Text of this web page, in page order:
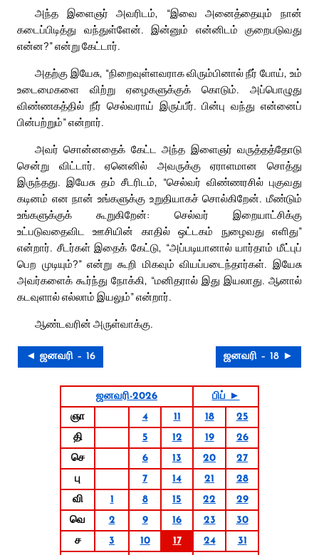
அந்த இளைஞர் அவரிடம், “இவை அனைத்தையும் நான்
கடைப்பிடித்து வந்துள்ளேன். இன்னும் என்னிடம் குறைபடுவது
என்ன?” என்று கேட்டார்.
அதற்கு இயேசு, “நிறைவுள்ளவராக விரும்பினால் நீர் போய், உம்
உடைமைகளை விற்று ஏழைகளுக்குக் கொடும். அப்பொழுது
விண்ணகத்தில் நீர் செல்வராய் இருப்பீர். பின்பு வந்து என்னைப்
பின்பற்றும்” என்றார்.
அவர் சொன்னதைக் கேட்ட அந்த இளைஞர் வருத்தத்தோடு
சென்று விட்டார். ஏனெனில் அவருக்கு ஏராளமான சொத்து
இருந்தது. இயேசு தம் சீடரிடம், “செல்வர் விண்ணரசில் புகுவது
கடினம் என நான் உங்களுக்கு உறுதியாகச் சொல்கிறேன். மீண்டும்
உங்களுக்குக் கூறுகிறேன்: செல்வர் இறையாட்சிக்கு
உட்படுவதைவிட ஊசியின் காதில் ஒட்டகம் நுழைவது எளிது”
என்றார். சீடர்கள் இதைக் கேட்டு, “அப்படியானால் யார்தாம் மீட்புப்
பெற முடியும்?” என்று கூறி மிகவும் வியப்படைந்தார்கள். இயேசு
அவர்களைக் கூர்ந்து நோக்கி, “மனிதரால் இது இயலாது. ஆனால்
கடவுளால் எல்லாம் இயலும்” என்றார்.
ஆண்டவரின் அருள்வாக்கு.
◄ ஜனவரி – 16 ஜனவரி – 18 ►
ஜனவரி-2026
பிப் ►
ஞா
4 11 18
25
தி
5 12 19
26
செ
6 13 20
27
பு
7 14 21
28
வி
1 8 15 22
29
வெ
2 9 16 23
30
ச
3 10 17 24
31